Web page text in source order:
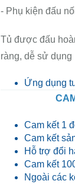
- Phụ kiện đấu
Tủ được đấu
ràng, dễ sử dụng
Ứng dụng
Cam kết 1
Cam kết
Hỗ trợ đổi
Cam kết
Ngoài các